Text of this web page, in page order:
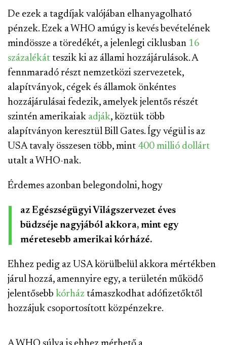
De ezek a tagdíjak valójában elhanyagolható
pénzek. Ezek a WHO amúgy is kevés bevételének
mindössze a töredékét, a jelenlegi ciklusban 16
százalékát teszik ki az állami hozzájárulások. A
fennmaradó részt nemzetközi szervezetek,
alapítványok, cégek és államok önkéntes
hozzájárulásai fedezik, amelyek jelentős részét
szintén amerikaiak adják, köztük több
alapítványon keresztül Bill Gates. Így végül is az
USA tavaly összesen több, mint 400 millió dollárt
utalt a WHO-nak.
Érdemes azonban belegondolni, hogy
az Egészségügyi Világszervezet éves
büdzséje nagyjából akkora, mint egy
méretesebb amerikai kórházé.
Ehhez pedig az USA körülbelül akkora mértékben
járul hozzá, amennyire egy, a területén működő
jelentősebb kórház támaszkodhat adófizetőktől
hozzájuk csoportosított közpénzekre.